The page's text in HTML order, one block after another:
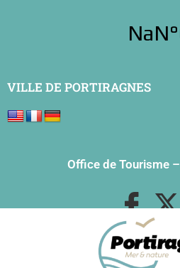
VILLE DE PORTIRAGNES
Office de Tourisme–